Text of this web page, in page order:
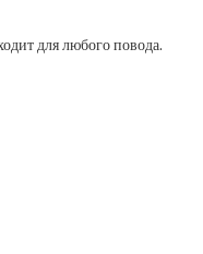
для любого повода.